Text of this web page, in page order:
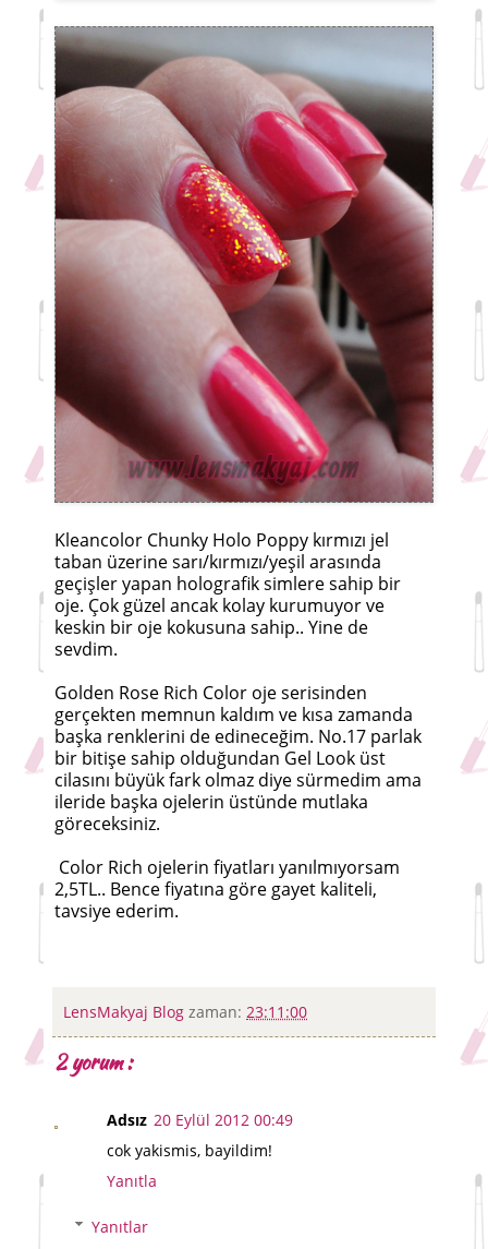
Kleancolor Chunky Holo Poppy kırmızı jel
taban üzerine sarı/kırmızı/yeşil arasında
geçişler yapan holografik simlere sahip bir
oje. Çok güzel ancak kolay kurumuyor ve
keskin bir oje kokusuna sahip.. Yine de
sevdim.
Golden Rose Rich Color oje serisinden
gerçekten memnun kaldım ve kısa zamanda
başka renklerini de edineceğim. No.17 parlak
bir bitişe sahip olduğundan Gel Look üst
cilasını büyük fark olmaz diye sürmedim ama
ileride başka ojelerin üstünde mutlaka
göreceksiniz.
Color Rich ojelerin fiyatları yanılmıyorsam
2,5TL.. Bence fiyatına göre gayet kaliteli,
tavsiye ederim.
LensMakyaj Blog zaman: 23:11:00
2 yorum :
Adsız 20 Eylül 2012 00:49
cok yakismis, bayildim!
Yanıtla
Yanıtlar